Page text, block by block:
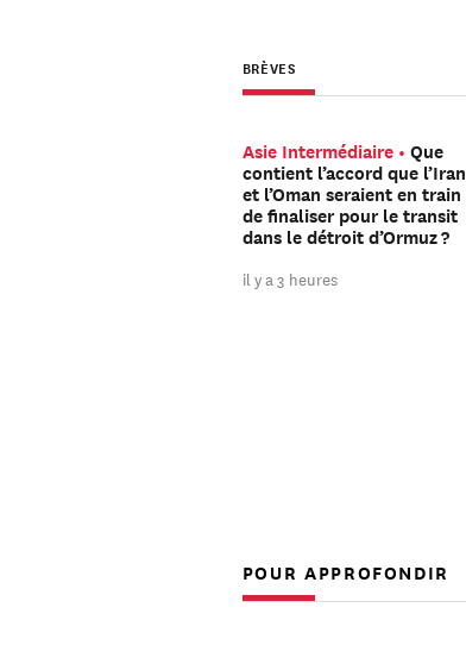
BRÈVES
Asie Intermédiaire
Que
contient l’accord que l’Iran
et l’Oman seraient en train
de finaliser pour le transit
dans le détroit d’Ormuz ?
il y a 3 heures
POUR APPROFONDIR